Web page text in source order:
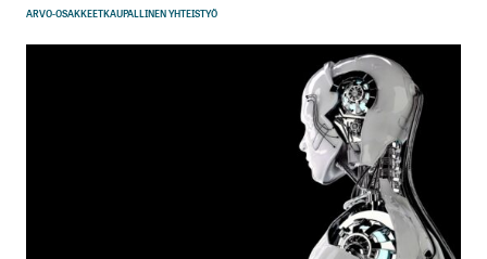
ARVO-OSAKKEETKAUPALLINEN YHTEISTYÖ